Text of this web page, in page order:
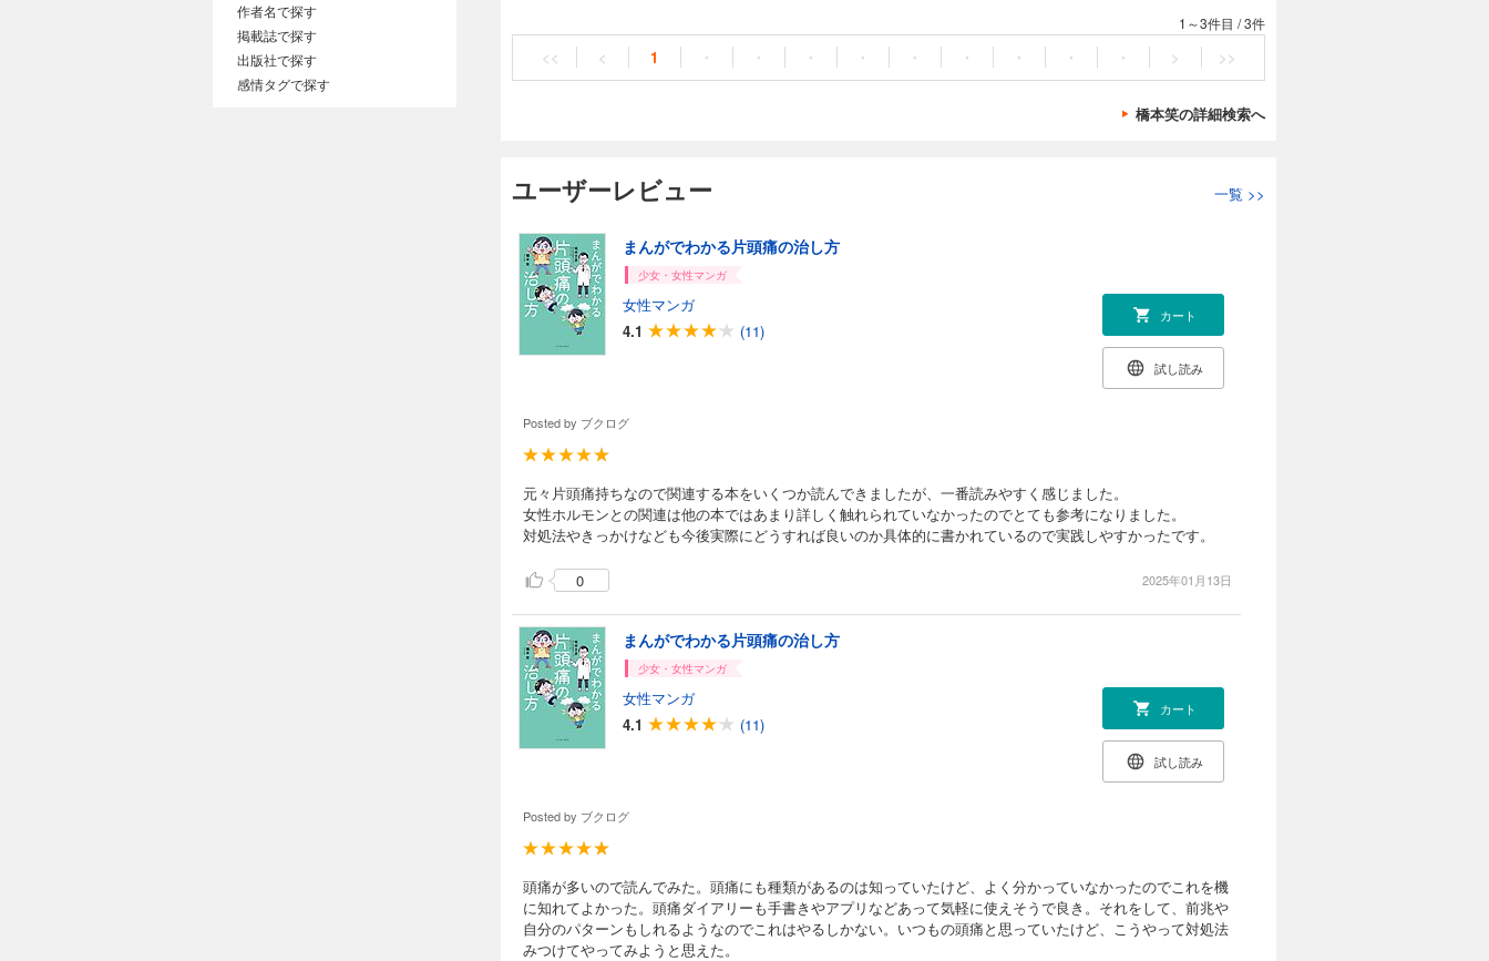
DIY女子を目指したら 第１章 まるごといじれる家買いたい！…衝撃の物
件探し 第２章 念願の家を手に入れた！ まずは何する？ 第３章 リフォ
1～3件目 /3件
<< < 1 ・ ・ ・ ・ ・ ・ ・ ・ ・ > >>
橋本笑の詳細検索へ
ユーザーレビュー 一覧 >>
まんがでわかる片頭痛の治し方
少女・女性マンガ
女性マンガ
4.1
(11)
カート
試し読み
Posted by ブクログ
元々片頭痛持ちなので関連する本をいくつか読んできましたが、一番読みやすく感じました。
女性ホルモンとの関連は他の本ではあまり詳しく触れられていなかったのでとても参考になりました。
対処法やきっかけなども今後実際にどうすれば良いのか具体的に書かれているので実践しやすかったです。
0 2025年01月13日
まんがでわかる片頭痛の治し方
少女・女性マンガ
女性マンガ
4.1
(11)
カート
試し読み
Posted by ブクログ
頭痛が多いので読んでみた。頭痛にも種類があるのは知っていたけど、よく分かっていなかったのでこれを機
に知れてよかった。頭痛ダイアリーも手書きやアプリなどあって気軽に使えそうで良き。それをして、前兆や
自分のパターンもしれるようなのでこれはやるしかない。いつもの頭痛と思っていたけど、こうやって対処法
みつけてやってみようと思えた。
作者名で探す
掲載誌で探す
出版社で探す
感情タグで探す